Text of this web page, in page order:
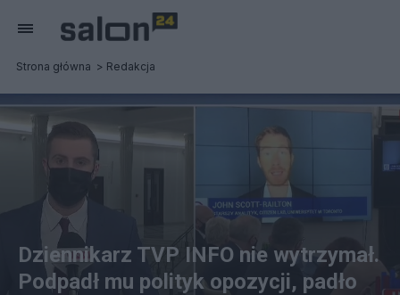
Strona główna Redakcja
Dziennikarz TVP INFO nie wytrzymał.
Podpadł mu polityk opozycji, padło